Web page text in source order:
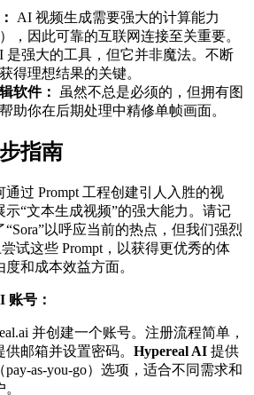
AI 视频生成需要强大的计算能力
，因此可靠的互联网连接至关重要。
是强大的工具，但它并非魔法。不断
得理想结果的关键。
软件：
虽然不总是必须的，但拥有图
助你在后期处理中精修单帧画面。
指南
过 Prompt 工程创建引人入胜的视
“文本生成视频”的强大能力。请记
以呼应当前的热点，但我们强烈
尝试这些 Prompt，以获得更优秀的体
和成本效益方面。
账号：
并创建一个账号。注册流程简单，
邮箱并设置密码。 Hypereal AI 提供
as-you-go）选项，适合不同需求和